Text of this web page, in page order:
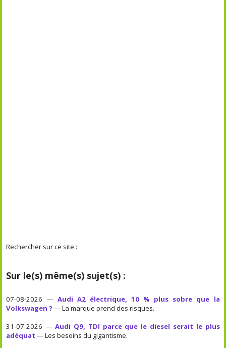
Rechercher sur ce site :
Sur le(s) même(s) sujet(s) :
07-08-2026 — Audi A2 électrique, 10 % plus sobre que la
Volkswagen ? — La marque prend des risques.
31-07-2026 —Audi Q9, TDI parce que le diesel serait le plus
adéquat — Les besoins du gigantisme.